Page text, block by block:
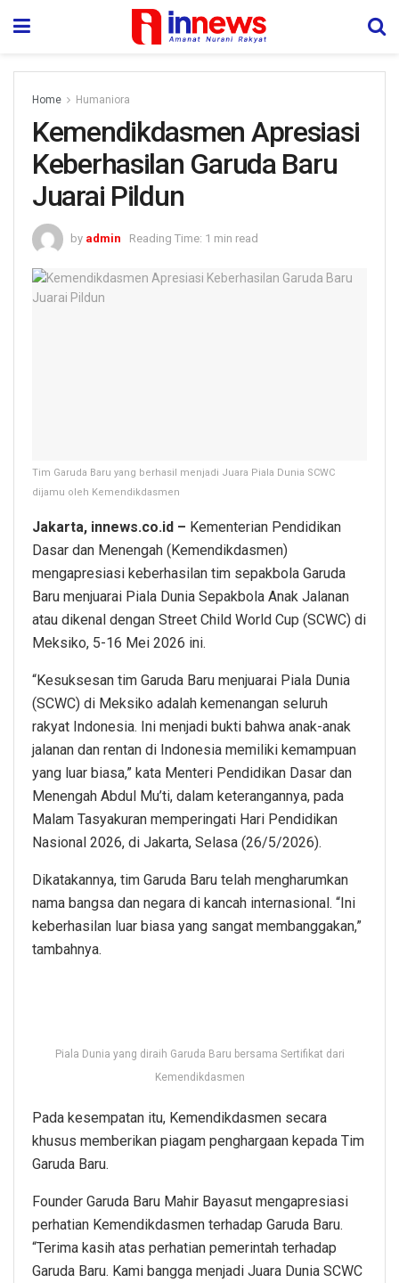
Home Humaniora
Kemendikdasmen Apresiasi
Keberhasilan Garuda Baru
Juarai Pildun
by admin Reading Time: 1 min read
Tim Garuda Baru yang berhasil menjadi Juara Piala Dunia SCWC
dijamu oleh Kemendikdasmen
Jakarta, innews.co.id – Kementerian Pendidikan
Dasar dan Menengah (Kemendikdasmen)
mengapresiasi keberhasilan tim sepakbola Garuda
Baru menjuarai Piala Dunia Sepakbola Anak Jalanan
atau dikenal dengan Street Child World Cup (SCWC) di
Meksiko, 5-16 Mei 2026 ini.
“Kesuksesan tim Garuda Baru menjuarai Piala Dunia
(SCWC) di Meksiko adalah kemenangan seluruh
rakyat Indonesia. Ini menjadi bukti bahwa anak-anak
jalanan dan rentan di Indonesia memiliki kemampuan
yang luar biasa,” kata Menteri Pendidikan Dasar dan
Menengah Abdul Mu’ti, dalam keterangannya, pada
Malam Tasyakuran memperingati Hari Pendidikan
Nasional 2026, di Jakarta, Selasa (26/5/2026).
Dikatakannya, tim Garuda Baru telah mengharumkan
nama bangsa dan negara di kancah internasional. “Ini
keberhasilan luar biasa yang sangat membanggakan,”
tambahnya.
Piala Dunia yang diraih Garuda Baru bersama Sertifikat dari
Kemendikdasmen
Pada kesempatan itu, Kemendikdasmen secara
khusus memberikan piagam penghargaan kepada Tim
Garuda Baru.
Founder Garuda Baru Mahir Bayasut mengapresiasi
perhatian Kemendikdasmen terhadap Garuda Baru.
“Terima kasih atas perhatian pemerintah terhadap
Garuda Baru. Kami bangga menjadi Juara Dunia SCWC